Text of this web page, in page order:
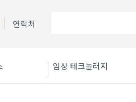
연락처
임상 테크놀러지